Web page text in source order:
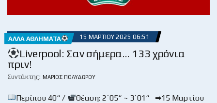
ΆΛΛΑ ΑΘΛΉΜΑΤΑ 15 ΜΑΡΤΊΟΥ 2025 06:51
Liverpool: Σαν σήμερα… 133 χρόνια
πριν!
Συντάκτης: ΜΆΡΙΟΣ ΠΟΛΥΔΏΡΟΥ
Περίπου 40“ /
Θέαση: 2`05“ ~ 3`01“ ➡15 Μαρτίου